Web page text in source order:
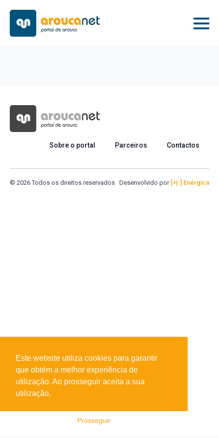
Sobre o portal Parceiros Contactos
© 2026 Todos os direitos reservados Desenvolvido por [+|-] Enérgica
Este website utiliza cookies para garantir
que obtém a melhor experiência de
utilização. Ao prosseguir aceita a sua
utilização.
Prosseguir